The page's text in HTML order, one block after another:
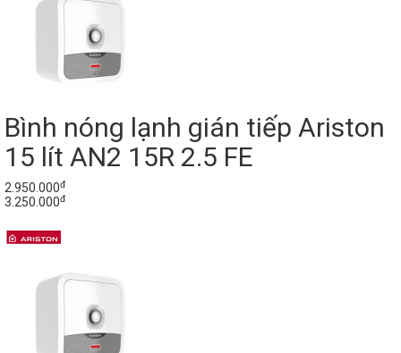
Bình nóng lạnh gián tiếp Ariston
15 lít AN2 15R 2.5 FE
2.950.000đ
3.250.000đ